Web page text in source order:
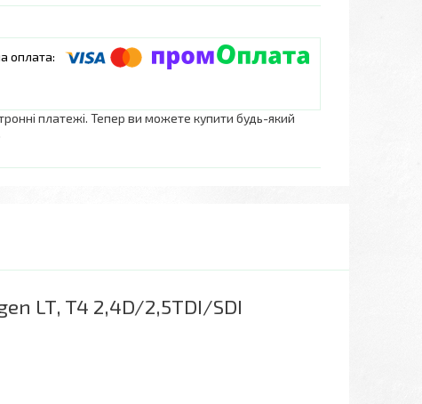
платежі. Тепер ви можете купити будь-який
LT, T4 2,4D/2,5TDI/SDI